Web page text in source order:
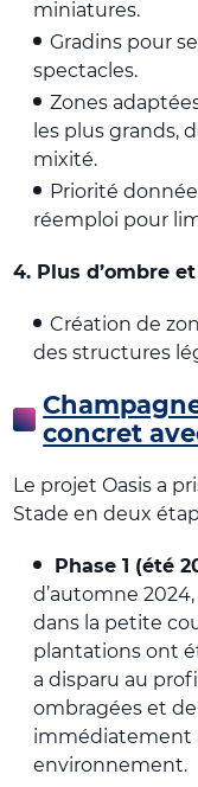
miniatures.
Gradins pour
spectacles.
Zones
les plus grands,
mixité.
Priorité
réemploi pour
4. Plus d’ombre et
Création de
des structures
concret
Le projet Oasis a
Stade en deux
Phase 1 (été
d’automne
dans la petite
plantations ont
a disparu au
ombragées et
immédiatement
environnement.